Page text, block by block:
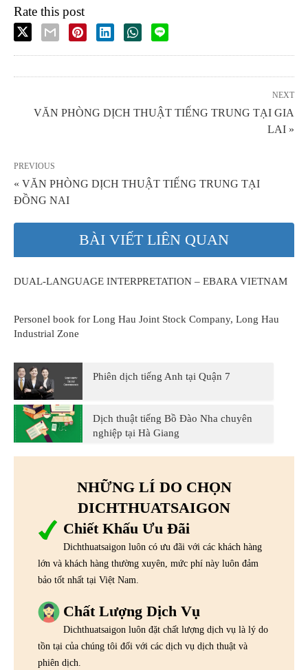
Rate this post
NEXT
VĂN PHÒNG DỊCH THUẬT TIẾNG TRUNG TẠI GIA
LAI »
PREVIOUS
« VĂN PHÒNG DỊCH THUẬT TIẾNG TRUNG TẠI
ĐỒNG NAI
BÀI VIẾT LIÊN QUAN
DUAL-LANGUAGE INTERPRETATION – EBARA VIETNAM
Personel book for Long Hau Joint Stock Company, Long Hau
Industrial Zone
Phiên dịch tiếng Anh tại Quận 7
Dịch thuật tiếng Bồ Đào Nha chuyên
nghiệp tại Hà Giang
NHỮNG LÍ DO CHỌN
DICHTHUATSAIGON
Chiết Khấu Ưu Đãi
Dichthuatsaigon luôn có ưu đãi với các khách hàng
lớn và khách hàng thường xuyên, mức phí này luôn đảm
bảo tốt nhất tại Việt Nam.
Chất Lượng Dịch Vụ
Dichthuatsaigon luôn đặt chất lượng dịch vụ là lý do
tồn tại của chúng tôi đối với các dịch vụ dịch thuật và
phiên dịch.